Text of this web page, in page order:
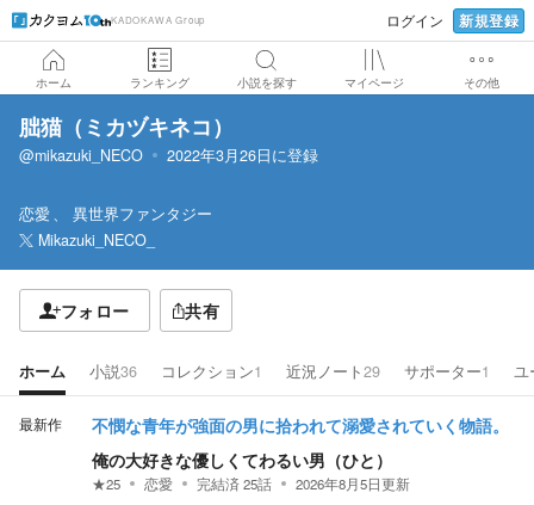
KADOKAWA Group ログイン 新規登録
ホーム ランキング 小説を探す マイページ その他
朏猫（ミカヅキネコ）
@mikazuki_NECO 2022年3月26日に登録
恋愛
異世界ファンタジー
Mikazuki_NECO_
フォロー 共有
ホーム 小説36 コレクション1 近況ノート29 サポーター1
最新作 不憫な青年が強面の男に拾われて溺愛されていく物語。
俺の大好きな優しくてわるい男（ひと）
★25 恋愛 完結済25話 2026年8月5日更新